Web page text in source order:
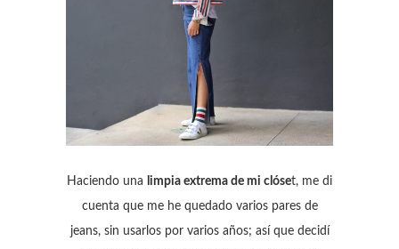
Haciendo una limpia extrema de mi clóset, me di
cuenta que me he quedado varios pares de
jeans, sin usarlos por varios años; así que decidí